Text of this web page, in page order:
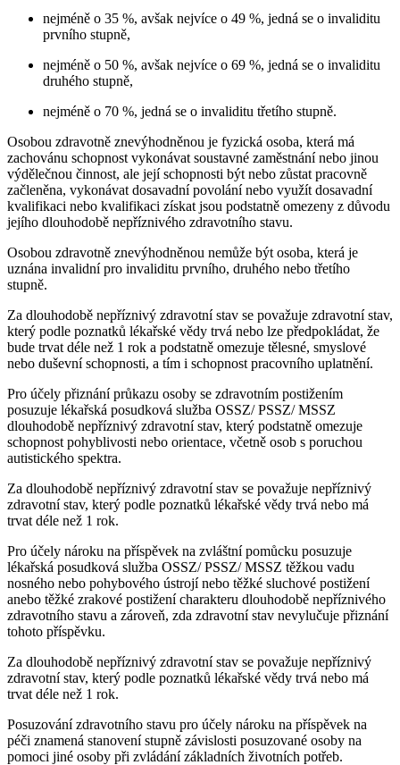
nejméně o 35 %, avšak nejvíce o 49 %, jedná se o invaliditu
prvního stupně,
nejméně o 50 %, avšak nejvíce o 69 %, jedná se o invaliditu
druhého stupně,
nejméně o 70 %, jedná se o invaliditu třetího stupně.
Osobou zdravotně znevýhodněnou je fyzická osoba, která má
zachovánu schopnost vykonávat soustavné zaměstnání nebo jinou
výdělečnou činnost, ale její schopnosti být nebo zůstat pracovně
začleněna, vykonávat dosavadní povolání nebo využít dosavadní
kvalifikaci nebo kvalifikaci získat jsou podstatně omezeny z důvodu
jejího dlouhodobě nepříznivého zdravotního stavu.
Osobou zdravotně znevýhodněnou nemůže být osoba, která je
uznána invalidní pro invaliditu prvního, druhého nebo třetího
stupně.
Za dlouhodobě nepříznivý zdravotní stav se považuje zdravotní stav,
který podle poznatků lékařské vědy trvá nebo lze předpokládat, že
bude trvat déle než 1 rok a podstatně omezuje tělesné, smyslové
nebo duševní schopnosti, a tím i schopnost pracovního uplatnění.
Pro účely přiznání průkazu osoby se zdravotním postižením
posuzuje lékařská posudková služba OSSZ/ PSSZ/ MSSZ
dlouhodobě nepříznivý zdravotní stav, který podstatně omezuje
schopnost pohyblivosti nebo orientace, včetně osob s poruchou
autistického spektra.
Za dlouhodobě nepříznivý zdravotní stav se považuje nepříznivý
zdravotní stav, který podle poznatků lékařské vědy trvá nebo má
trvat déle než 1 rok.
Pro účely nároku na příspěvek na zvláštní pomůcku posuzuje
lékařská posudková služba OSSZ/ PSSZ/ MSSZ těžkou vadu
nosného nebo pohybového ústrojí nebo těžké sluchové postižení
anebo těžké zrakové postižení charakteru dlouhodobě nepříznivého
zdravotního stavu a zároveň, zda zdravotní stav nevylučuje přiznání
tohoto příspěvku.
Za dlouhodobě nepříznivý zdravotní stav se považuje nepříznivý
zdravotní stav, který podle poznatků lékařské vědy trvá nebo má
trvat déle než 1 rok.
Posuzování zdravotního stavu pro účely nároku na příspěvek na
péči znamená stanovení stupně závislosti posuzované osoby na
pomoci jiné osoby při zvládání základních životních potřeb.